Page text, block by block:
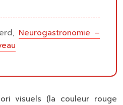
Neurogastronomie –
visuels (la couleur rouge